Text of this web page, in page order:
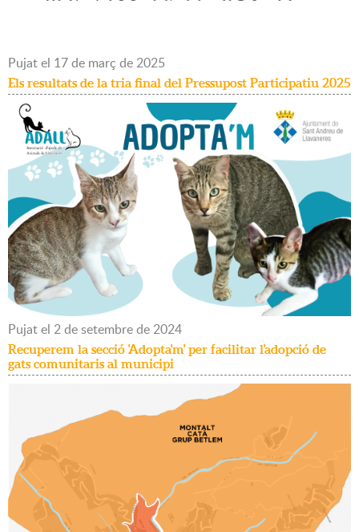
Pujatel 17de març de 2025
Els resultats de la tria final del Pressupost Participatiu 2025
Pujatel 2desetembrede 2024
Recuperem la secció 'Adopta'm' per facilitar l'adopció de
gats comunitaris al municipi